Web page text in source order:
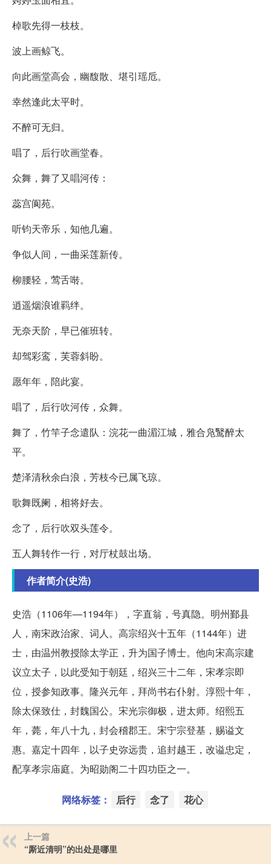
棹歌先得一枝枝。
波上画鲸飞。
向此画堂高会，幽馥散、堪引瑶卮。
幸然逢此太平时。
不醉可无归。
唱了，后行吹画堂春。
众舞，舞了又唱河传：
蕊宫阆苑。
听钧天帝乐，知他几遍。
争似人间，一曲采莲新传。
柳腰轻，莺舌啭。
逍遥烟浪谁羁绊。
无奈天阶，早已催班转。
却驾彩鸾，芙蓉斜盼。
愿年年，陪此宴。
唱了，后行吹河传，众舞。
舞了，竹竿子念遣队：浣花一曲湄江城，雅合凫鹥醉太
平。
楚泽清秋余白浪，芳枝今已属飞琼。
歌舞既阑，相将好去。
念了，后行吹双头莲令。
五人舞转作一行，对厅杖鼓出场。
作者简介(史浩)
史浩（1106年—1194年），字直翁，号真隐。明州鄞县
人，南宋政治家、词人。高宗绍兴十五年（1144年）进
士，由温州教授除太学正，升为国子博士。他向宋高宗建
议立太子，以此受知于朝廷，绍兴三十二年，宋孝宗即
位，授参知政事。隆兴元年，拜尚书右仆射。淳熙十年，
除太保致仕，封魏国公。宋光宗御极，进太师。绍熙五
年，薨，年八十九，封会稽郡王。宋宁宗登基，赐谥文
惠。嘉定十四年，以子史弥远贵，追封越王，改谥忠定，
配享孝宗庙庭。为昭勋阁二十四功臣之一。
网络标签： 后行 念了 花心
上一篇
“厮近清明”的出处是哪里